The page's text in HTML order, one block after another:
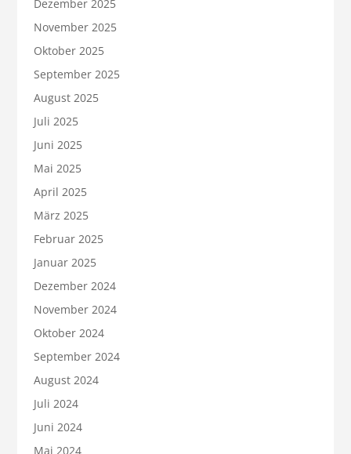
Dezember 2025
November 2025
Oktober 2025
September 2025
August 2025
Juli 2025
Juni 2025
Mai 2025
April 2025
März 2025
Februar 2025
Januar 2025
Dezember 2024
November 2024
Oktober 2024
September 2024
August 2024
Juli 2024
Juni 2024
Mai 2024